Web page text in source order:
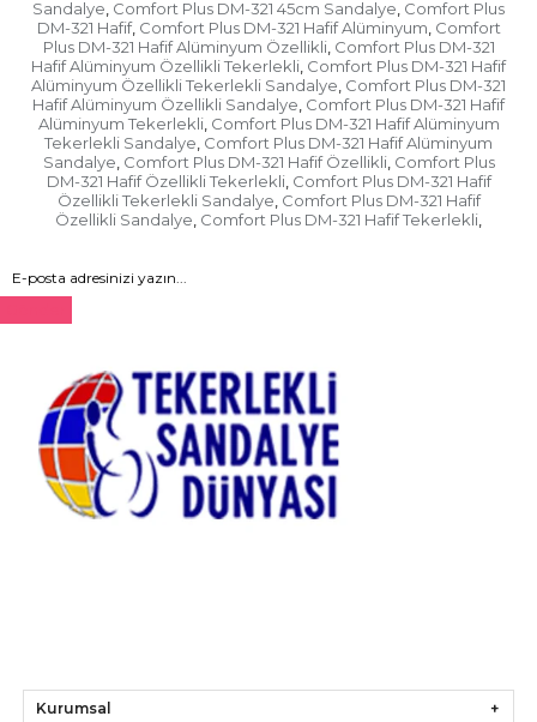
Sandalye, Comfort Plus DM-321 45cm Sandalye, Comfort Plus
DM-321 Hafif, Comfort Plus DM-321 Hafif Alüminyum, Comfort
Plus DM-321 Hafif Alüminyum Özellikli, Comfort Plus DM-321
Hafif Alüminyum Özellikli Tekerlekli, Comfort Plus DM-321 Hafif
Alüminyum Özellikli Tekerlekli Sandalye, Comfort Plus DM-321
Hafif Alüminyum Özellikli Sandalye, Comfort Plus DM-321 Hafif
Alüminyum Tekerlekli, Comfort Plus DM-321 Hafif Alüminyum
Tekerlekli Sandalye, Comfort Plus DM-321 Hafif Alüminyum
Sandalye, Comfort Plus DM-321 Hafif Özellikli, Comfort Plus
DM-321 Hafif Özellikli Tekerlekli, Comfort Plus DM-321 Hafif
Özellikli Tekerlekli Sandalye, Comfort Plus DM-321 Hafif
Özellikli Sandalye, Comfort Plus DM-321 Hafif Tekerlekli,
Kurumsal